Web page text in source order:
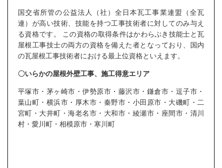
国交省所管の公益法人（社）全日本瓦工事業連盟（全瓦
連）が高い技術、技能を持つ工事技術者に対してのみ与え
る資格です。 この資格の取得条件はかわらぶき技能士と瓦
屋根工事技士の両方の資格を備えた者となっており、国内
の瓦屋根工事技術者における最上位資格といえます。
〇いらかの屋根外壁工事、施工得意エリア
平塚市・茅ヶ崎市・伊勢原市・藤沢市・鎌倉市・逗子市・
葉山町・横浜市・厚木市・秦野市・小田原市・大磯町・二
宮町・大井町・海老名市・大和市・綾瀬市・座間市・清川
村・愛川町・相模原市・寒川町